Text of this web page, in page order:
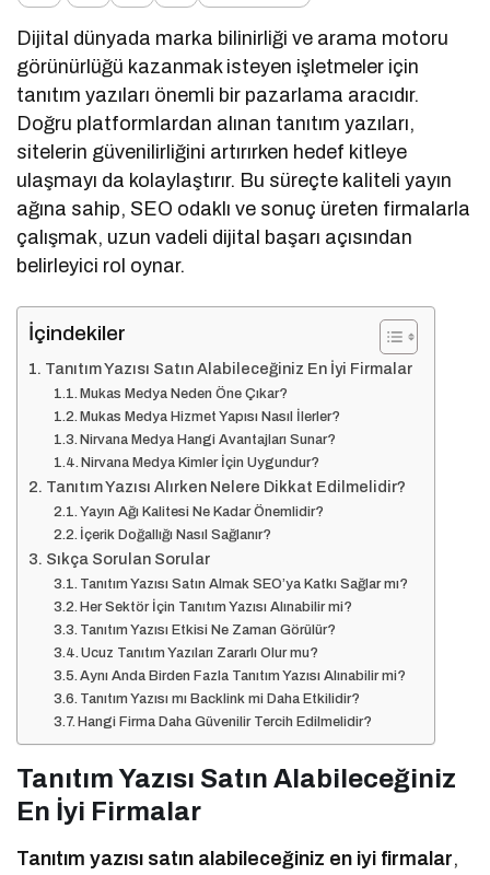
Dijital dünyada marka bilinirliği ve arama motoru
görünürlüğü kazanmak isteyen işletmeler için
tanıtım yazıları önemli bir pazarlama aracıdır.
Doğru platformlardan alınan tanıtım yazıları,
sitelerin güvenilirliğini artırırken hedef kitleye
ulaşmayı da kolaylaştırır. Bu süreçte kaliteli yayın
ağına sahip, SEO odaklı ve sonuç üreten firmalarla
çalışmak, uzun vadeli dijital başarı açısından
belirleyici rol oynar.
İçindekiler
Tanıtım Yazısı Satın Alabileceğiniz En İyi Firmalar
Mukas Medya Neden Öne Çıkar?
Mukas Medya Hizmet Yapısı Nasıl İlerler?
Nirvana Medya Hangi Avantajları Sunar?
Nirvana Medya Kimler İçin Uygundur?
Tanıtım Yazısı Alırken Nelere Dikkat Edilmelidir?
Yayın Ağı Kalitesi Ne Kadar Önemlidir?
İçerik Doğallığı Nasıl Sağlanır?
Sıkça Sorulan Sorular
Tanıtım Yazısı Satın Almak SEO’ya Katkı Sağlar mı?
Her Sektör İçin Tanıtım Yazısı Alınabilir mi?
Tanıtım Yazısı Etkisi Ne Zaman Görülür?
Ucuz Tanıtım Yazıları Zararlı Olur mu?
Aynı Anda Birden Fazla Tanıtım Yazısı Alınabilir mi?
Tanıtım Yazısı mı Backlink mi Daha Etkilidir?
Hangi Firma Daha Güvenilir Tercih Edilmelidir?
Tanıtım Yazısı Satın Alabileceğiniz
En İyi Firmalar
Tanıtım yazısı satın alabileceğiniz en iyi firmalar,